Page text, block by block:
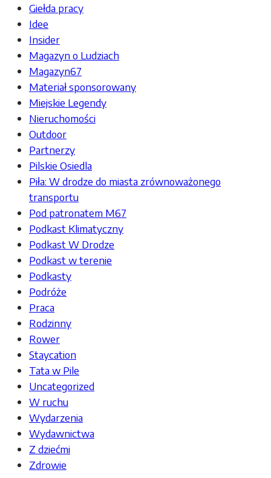
Giełda pracy
Idee
Insider
Magazyn o Ludziach
Magazyn67
Materiał sponsorowany
Miejskie Legendy
Nieruchomości
Outdoor
Partnerzy
Pilskie Osiedla
Piła: W drodze do miasta zrównoważonego
transportu
Pod patronatem M67
Podkast Klimatyczny
Podkast W Drodze
Podkast w terenie
Podkasty
Podróże
Praca
Rodzinny
Rower
Staycation
Tata w Pile
Uncategorized
W ruchu
Wydarzenia
Wydawnictwa
Z dziećmi
Zdrowie